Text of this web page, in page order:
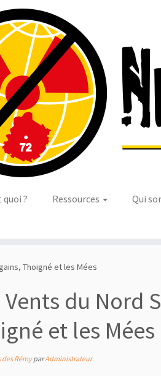
? Ressources Qui
Thoigné et les Mées
du Nord
et les Mées
des RémyparAdministrateur